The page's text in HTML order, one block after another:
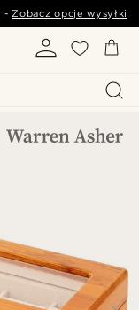
-Zobacz opcje wysyłki